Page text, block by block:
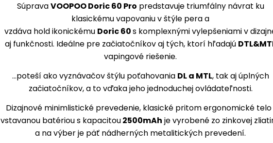
SúpravaVOOPOO Doric 60 Pro predstavuje triumfálny návrat ku
klasickému vapovaniu v štýle pera a
vzdáva hold ikonickému Doric 60s komplexnými vylepšeniami v
aj funkčnosti. Ideálne pre začiatočníkov aj tých, ktorí hľadajú
vapingové riešenie.
...poteší ako vyznávačov štýlu poťahovania DL a MTL, tak aj úplných
začiatočníkov, a to vďaka jeho jednoduchej ovládateľnosti.
Dizajnové minimlistické prevedenie, klasické pritom ergonomické telo
vstavanou batériou s kapacitou2500mAh je vyrobené zo zinkovej
a na výber je päť nádherných metalitických prevedení.